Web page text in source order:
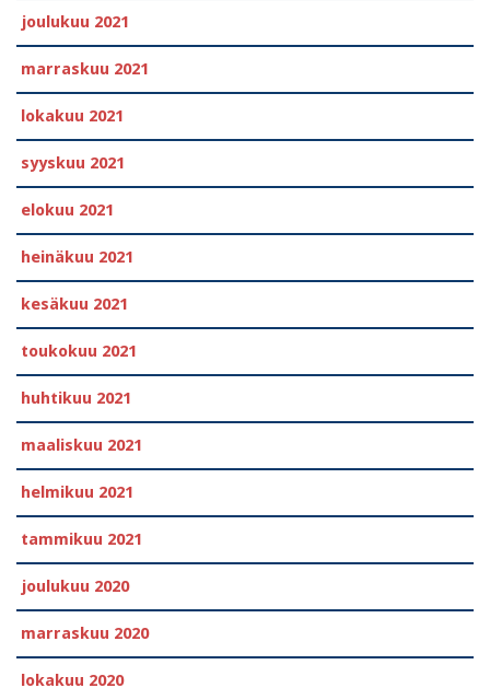
joulukuu 2021
marraskuu 2021
lokakuu 2021
syyskuu 2021
elokuu 2021
heinäkuu 2021
kesäkuu 2021
toukokuu 2021
huhtikuu 2021
maaliskuu 2021
helmikuu 2021
tammikuu 2021
joulukuu 2020
marraskuu 2020
lokakuu 2020